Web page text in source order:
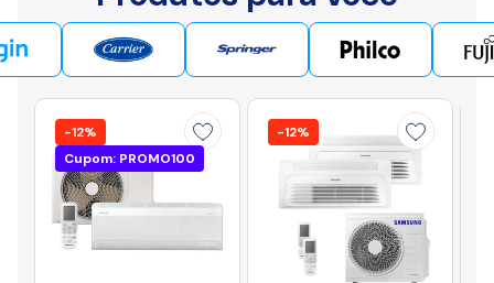
-12%
Cupom: PROMO100
-12%